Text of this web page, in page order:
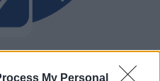
My Personal